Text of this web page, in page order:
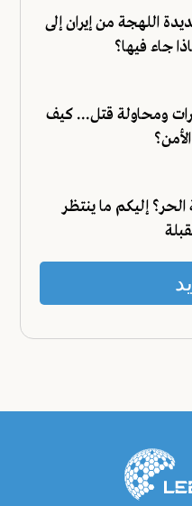
اللهجة من إيران إلى
جاء فيها؟
بـ8 مذكرات ومحاولة قتل... كيف
إليكم ما ينتظر